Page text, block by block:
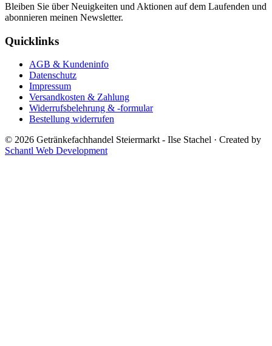
Bleiben Sie über Neuigkeiten und Aktionen auf dem Laufenden und
abonnieren meinen Newsletter.
Quicklinks
AGB & Kundeninfo
Datenschutz
Impressum
Versandkosten & Zahlung
Widerrufsbelehrung & -formular
Bestellung widerrufen
© 2026 Getränkefachhandel Steiermarkt - Ilse Stachel · Created by
Schantl Web Development